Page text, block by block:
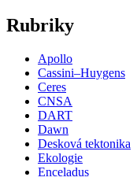
Rubriky
Apollo
Cassini–Huygens
Ceres
CNSA
DART
Dawn
Desková tektonika
Ekologie
Enceladus